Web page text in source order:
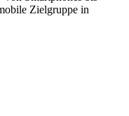
Zielgruppe in